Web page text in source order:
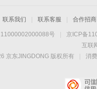
联系我们 联系客服 合作招商
号 京ICP备
互联
京东JINGDONG 版权所有 消